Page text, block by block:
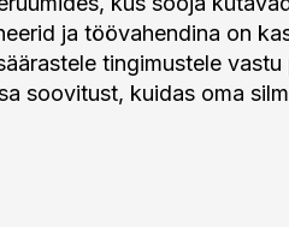
ja töövahendina on
tingimustele vastu
soovitust, kuidas oma